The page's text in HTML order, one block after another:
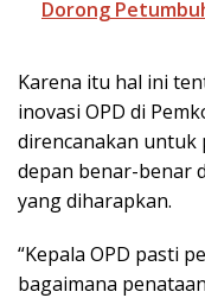
Dorong
Karena itu hal ini
inovasi OPD di
direncanakan untuk
depan benar-benar
yang diharapkan.
“Kepala OPD pasti
bagaimana